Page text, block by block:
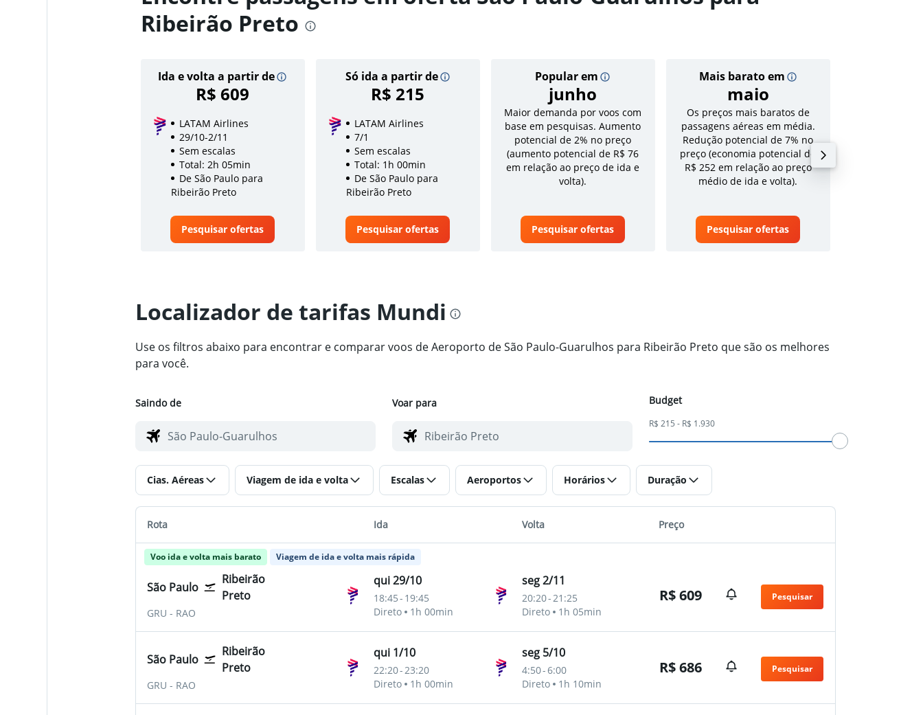
Ribeirão Preto
Ida e volta a partir de
R$ 609
Só ida a partir de
R$ 215
Popular em
junho
Mais barato em
maio
LATAM Airlines
29/10-2/11
Sem escalas
Total: 2h 05min
De São Paulo para
Ribeirão Preto
Pesquisar ofertas
LATAM Airlines
7/1
Sem escalas
Total: 1h 00min
De São Paulo para
Ribeirão Preto
Pesquisar ofertas
Maior demanda por voos com
base em pesquisas. Aumento
potencial de 2% no preço
(aumento potencial de R$ 76
em relação ao preço de ida e
volta).
Pesquisar ofertas
Os preços mais baratos de
passagens aéreas em média.
Redução potencial de 7% no
preço (economia potencial de
R$ 252 em relação ao preço
médio de ida e volta).
Pesquisar ofertas
Localizador de tarifas Mundi
Use os filtros abaixo para encontrar e comparar voos de Aeroporto de São Paulo-Guarulhos para Ribeirão Preto que são os melhores
para você.
Saindo de Voar para Budget
R$ 215 - R$ 1.930
Cias. Aéreas Viagem de ida e volta Escalas Aeroportos Horários Duração
Rota Ida Volta Preço
Voo ida e volta mais barato Viagem de ida e volta mais rápida
São Paulo
Ribeirão
Preto
GRU São Paulo-Guarulhos
- RAO
qui 29/10
18:45- 19:45
Direto
1h 00min
seg 2/11
20:20-21:25
Direto
1h 05min
R$ 609 Pesquisar
São Paulo
Ribeirão
Preto
GRU São Paulo-Guarulhos
- RAO
qui 1/10
22:20-23:20
Direto
1h 00min
seg 5/10
4:50-6:00
Direto
1h 10min
R$ 686 Pesquisar